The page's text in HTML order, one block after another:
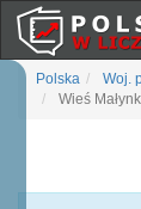
Polska Woj.
Wieś